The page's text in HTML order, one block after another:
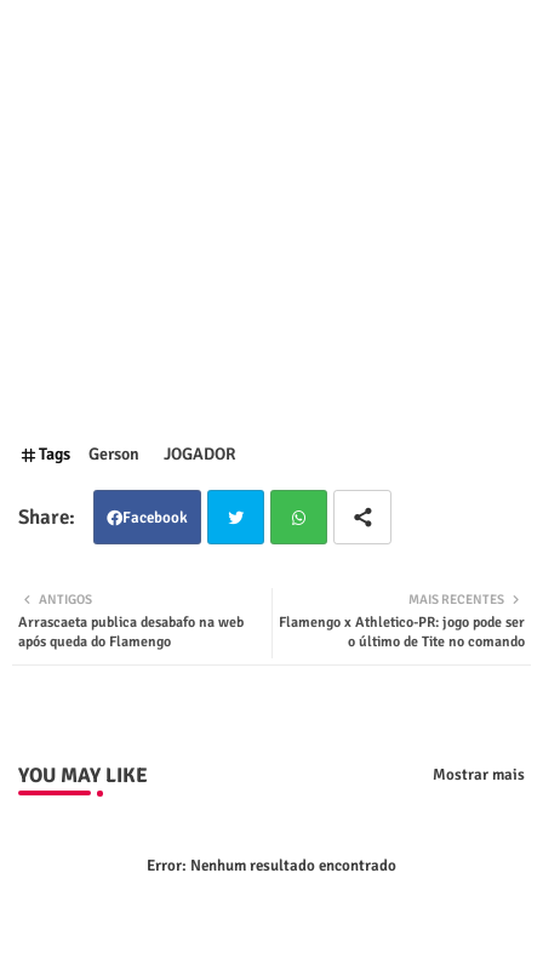
Tags Gerson JOGADOR
Facebook
ter tsap
MAIS RECENTES
Flamengo x Athletico-PR: jogo pode ser
o último de Tite no comando
ANTIGOS
Arrascaeta publica desabafo na web
após queda do Flamengo
YOU MAY LIKE Mostrar mais
Error: Nenhum resultado encontrado